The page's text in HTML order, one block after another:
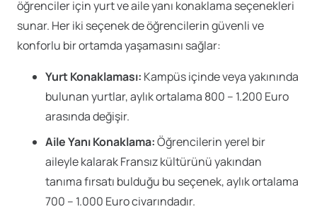
öğrenciler için yurt ve aile yanı konaklama seçenekleri
sunar. Her iki seçenek de öğrencilerin güvenli ve
konforlu bir ortamda yaşamasını sağlar:
Yurt Konaklaması: Kampüs içinde veya yakınında
bulunan yurtlar, aylık ortalama 800 – 1.200 Euro
arasında değişir.
Aile Yanı Konaklama:Öğrencilerin yerel bir
aileyle kalarak Fransız kültürünü yakından
tanıma fırsatı bulduğu bu seçenek, aylık ortalama
700 – 1.000 Euro civarındadır.